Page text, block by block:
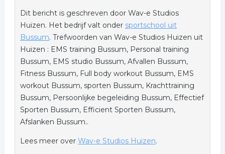
Dit bericht is geschreven door Wav-e Studios
Huizen. Het bedrijf valt onder sportschool uit
Bussum. Trefwoorden van Wav-e Studios Huizen uit
Huizen : EMS training Bussum, Personal training
Bussum, EMS studio Bussum, Afvallen Bussum,
Fitness Bussum, Full body workout Bussum, EMS
workout Bussum, sporten Bussum, Krachttraining
Bussum, Persoonlijke begeleiding Bussum, Effectief
Sporten Bussum, Efficient Sporten Bussum,
Afslanken Bussum..
Lees meer over Wav-e Studios Huizen.